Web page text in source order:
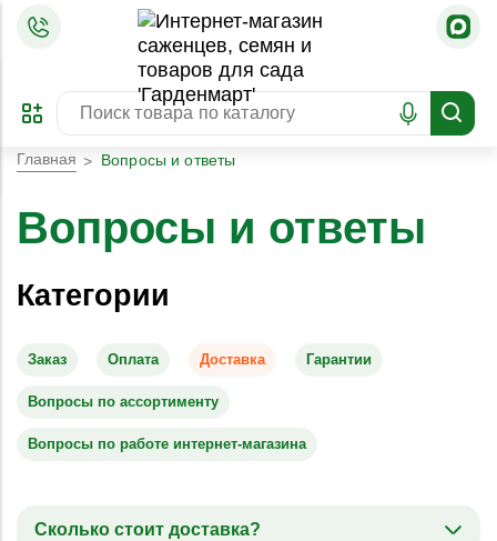
ПРЕДЗАКАЗ
ЗАБРОНИРОВАТЬ
ЛУЧШЕЕ
Главная Вопросы и ответы
Вопросы и ответы
Категории
Заказ Оплата Доставка Гарантии
Вопросы по ассортименту
Вопросы по работе интернет-магазина
Сколько стоит доставка?